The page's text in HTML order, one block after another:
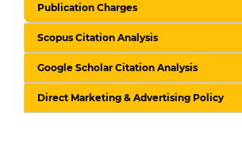
Publication Charges
Scopus Citation Analysis
Google Scholar Citation Analysis
Direct Marketing & Advertising Policy